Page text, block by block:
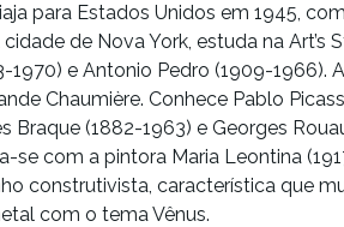
para Estados Unidos em 1945,
de Nova York, estuda na Art’s
e Antonio Pedro (1909-1966).
Chaumière. Conhece Pablo
Braque (1882-1963) e Georges
se com a pintora Maria Leontina
construtivista, característica que
com o tema Vênus.